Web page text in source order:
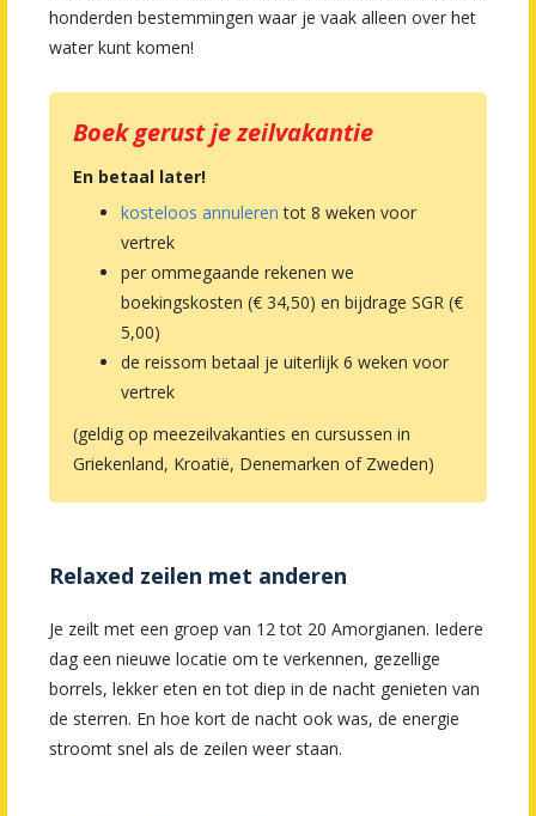
honderden bestemmingen waar je vaak alleen over het
water kunt komen!
Boek gerust je zeilvakantie
En betaal later!
kosteloos annuleren tot 8 weken voor
vertrek
per ommegaande rekenen we
boekingskosten (€ 34,50) en bijdrage SGR (€
5,00)
de reissom betaal je uiterlijk 6 weken voor
vertrek
(geldig op meezeilvakanties en cursussen in
Griekenland, Kroatië, Denemarken of Zweden)
Relaxed zeilen met anderen
Je zeilt met een groep van 12 tot 20 Amorgianen. Iedere
dag een nieuwe locatie om te verkennen, gezellige
borrels, lekker eten en tot diep in de nacht genieten van
de sterren. En hoe kort de nacht ook was, de energie
stroomt snel als de zeilen weer staan.